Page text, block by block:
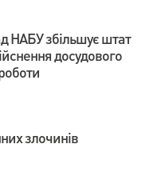
НАБУ збільшує штат
досудового
злочинів